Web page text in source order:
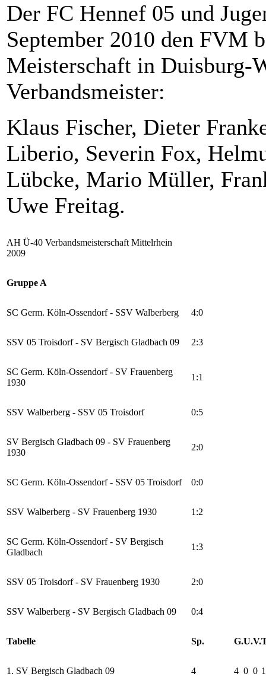
Der FC Hennef 05 und
September 2010 den FVM
Meisterschaft in Duisburg-
Verbandsmeister:
Klaus Fischer, Dieter
Liberio, Severin Fox,
Lübcke, Mario Müller,
Uwe Freitag.
AH Ü-40 Verbandsmeisterschaft Mittelrhein
2009
Gruppe A
SC Germ. Köln-Ossendorf - SSV Walberberg 4:0
SSV 05 Troisdorf - SV Bergisch Gladbach 09 2:3
SC Germ. Köln-Ossendorf - SV Frauenberg
1930
1:1
SSV Walberberg - SSV 05 Troisdorf 0:5
SV Bergisch Gladbach 09 - SV Frauenberg
1930
2:0
SC Germ. Köln-Ossendorf - SSV 05 Troisdorf 0:0
SSV Walberberg - SV Frauenberg 1930 1:2
SC Germ. Köln-Ossendorf - SV Bergisch
Gladbach
1:3
SSV 05 Troisdorf - SV Frauenberg 1930 2:0
SSV Walberberg - SV Bergisch Gladbach 09 0:4
Tabelle Sp. G.U.V.
1. SV Bergisch Gladbach 09 4 4 0 0